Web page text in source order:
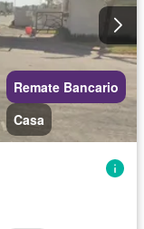
Remate Bancario
Casa